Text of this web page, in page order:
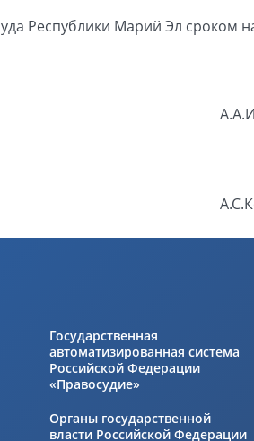
Республики Марий Эл сроком
Государственная
автоматизированная система
Российской Федерации
«Правосудие»
Органы государственной
власти Российской Федерации